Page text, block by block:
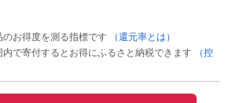
お得度を測る指標です
（還元率とは）
で寄付するとお得にふるさと納税できます
（控